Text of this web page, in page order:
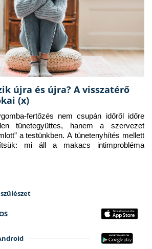
újra és újra? A visszatérő
(x)
fertőzés nem csupán időről időre
tünetegyüttes, hanem a szervezet
a testünkben. A tünetenyhítés mellett
mi áll a makacs intimprobléma